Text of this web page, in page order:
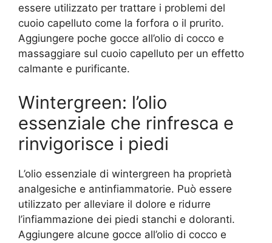
essere utilizzato per trattare i problemi del
cuoio capelluto come la forfora o il prurito.
Aggiungere poche gocce all’olio di cocco e
massaggiare sul cuoio capelluto per un effetto
calmante e purificante.
Wintergreen: l’olio
essenziale che rinfresca e
rinvigorisce i piedi
L’olio essenziale di wintergreen ha proprietà
analgesiche e antinfiammatorie. Può essere
utilizzato per alleviare il dolore e ridurre
l’infiammazione dei piedi stanchi e doloranti.
Aggiungere alcune gocce all’olio di cocco e